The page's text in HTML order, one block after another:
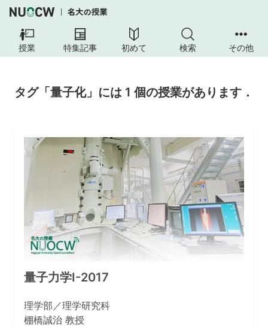
授業 特集記事 初めて 検索 その他
タグ「量子化」には 1 個の授業があります．
量子力学I-2017
理学部／理学研究科
棚橋誠治 教授